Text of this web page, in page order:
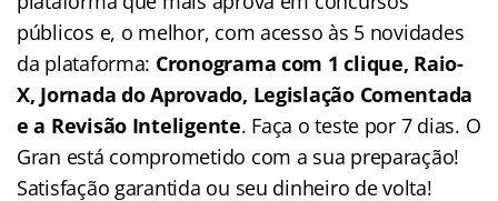
públicos e, o melhor, com acesso às 5 novidades
da plataforma: Cronograma com 1 clique, Raio-
X, Jornada do Aprovado, Legislação Comentada
e a Revisão Inteligente. Faça o teste por 7 dias. O
Gran está comprometido com a sua preparação!
Satisfação garantida ou seu dinheiro de volta!